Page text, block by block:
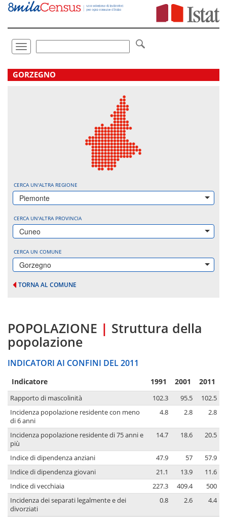
Vai
direttamente
Toggle
navigation
.
GORZEGNO
CERCA UN'ALTRA REGIONE
Piemonte
CERCA UN'ALTRA PROVINCIA
Cuneo
CERCA UN COMUNE
Gorzegno
TORNA AL COMUNE
POPOLAZIONE | Struttura della
popolazione
INDICATORI AI CONFINI DEL 2011
Indicatore 1991 2001 2011
Rapporto di mascolinità 102.3 95.5
102.5
Incidenza popolazione residente con meno
di 6 anni
4.8 2.8 2.8
Incidenza popolazione residente di 75 anni e
più
14.7 18.6 20.5
Indice di dipendenza anziani 47.9 57
57.9
Indice di dipendenza giovani
21.1 13.9
11.6
Indice di vecchiaia
227.3 409.4
500
Incidenza dei separati legalmente e dei
divorziati
0.8 2.6 4.4